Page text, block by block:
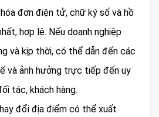
đơn điện tử, chữ ký số và hồ
hợp lệ. Nếu doanh nghiệp
và kịp thời, có thể dẫn đến các
và ảnh hưởng trực tiếp đến uy
tác, khách hàng.
đổi địa điểm có thể xuất